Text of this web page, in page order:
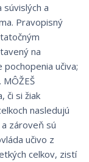
a
Pravopisný
na
pochopenia učiva;
MÔŽEŠ
či si žiak
nasledujú
zároveň sú
učivo z
celkov, zistí